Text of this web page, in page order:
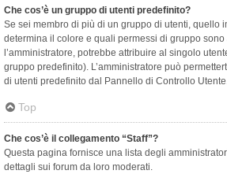
Che cos’è un gruppo di utenti predefinito?
Se sei membro di più di un gruppo di utenti, quello
determina il colore e quali permessi di gruppo
l’amministratore, potrebbe attribuire al singolo
gruppo predefinito). L’amministratore può
di utenti predefinito dal Pannello di Controllo
Top
Che cos’è il collegamento “Staff”?
Questa pagina fornisce una lista degli
dettagli sui forum da loro moderati.